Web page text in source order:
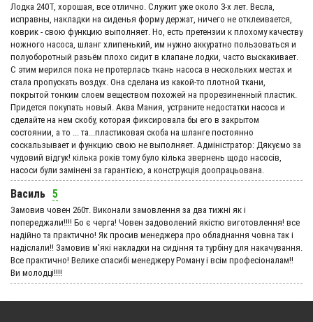
Лодка 240Т, хорошая, все отлично. Служит уже около 3-х лет. Весла,
исправны, накладки на сиденья форму держат, ничего не отклеивается,
коврик - свою функцию выполняет. Но, есть претензии к плохому качеству
ножного насоса, шланг хлипенький, им нужно аккуратно пользоваться и
полуоборотный разьём плохо сидит в клапане лодки, часто выскакивает.
С этим мерился пока не протерлась ткань насоса в нескольких местах и
стала пропускать воздух. Она сделана из какой-то плотной ткани,
покрытой тонким слоем веществом похожей на прорезиненный пластик.
Придется покупать новый. Аква Мания, устраните недостатки насоса и
сделайте на нем скобу, которая фиксировала бы его в закрытом
состоянии, а то ... та...пластиковая скоба на шланге постоянно
соскальзывает и функцию свою не выполняет. Адмiнiстратор: Дякуємо за
чудовий вiдгук! кілька років тому було кілька звернень щодо насосів,
насоси були замінені за гарантією, а конструкція доопрацьована.
Василь 5
Замовив човен 260т. Виконали замовлення за два тижні як і
попереджали!!!! Бо є черга! Човен задоволений якістю виготовлення! все
надійно та практично! Як просив менеджера про обладнання човна так і
надіслали!! Замовив м'які накладки на сидіння та турбіну для накачування.
Все практично! Велике спасибі менеджеру Роману і всім професіоналам!!
Ви молодці!!!!